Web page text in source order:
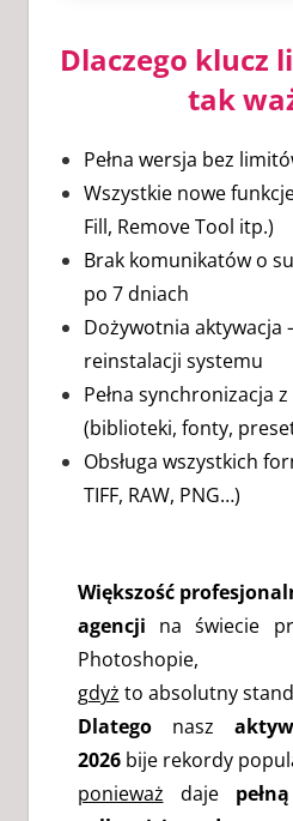
Dlaczego klucz
tak
Pełna wersja bez
Wszystkie nowe
Fill, Remove Tool itp.)
Brak komunikatów o
po 7 dniach
Dożywotnia aktywacja
reinstalacji systemu
Pełna synchronizacja
(biblioteki, fonty,
Obsługa wszystkich
TIFF, RAW, PNG…)
Większość
agencji na świecie
Photoshopie,
gdyż to absolutny
Dlategonasz
2026bije rekordy
ponieważ daje